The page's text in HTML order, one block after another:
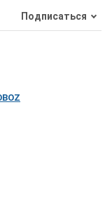
Подписаться